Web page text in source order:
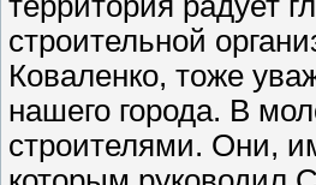
строительной
Коваленко, тоже
нашего города. В
строителями. Они,